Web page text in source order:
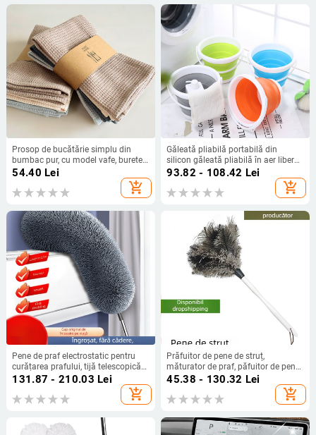
Prosop de bucătărie simplu din
bumbac pur, cu model vafe, burete
abraziv de ananas, cu etichetă
54.40 Lei
add_shopping_cart
Găleată pliabilă portabilă din
silicon găleată pliabilă în aer liber
pescuit mașină spălare auto plastic
menaj curățare găleată portabilă
93.82 - 108.42 Lei
add_shopping_cart
Pene de praf electrostatic pentru
curățarea prafului, tijă telescopică
de uz casnic, curățarea prafului,
curățarea tavanului cu goluri mari
131.87 - 210.03 Lei
add_shopping_cart
Prăfuitor de pene de struț,
măturator de praf, păfuitor de pene,
mâner din lemn masiv, măturator
de pene, recuzită de curățare
performantă
45.38 - 130.32 Lei
add_shopping_cart